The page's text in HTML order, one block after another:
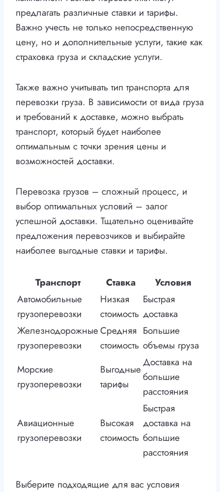
предлагать различные ставки и тарифы.
Важно учесть не только непосредственную
цену, но и дополнительные услуги, такие как
страховка груза и складские услуги.
Также важно учитывать тип транспорта для
перевозки груза. В зависимости от вида груза
и требований к доставке, можно выбрать
транспорт, который будет наиболее
оптимальным с точки зрения цены и
возможностей доставки.
Перевозка грузов – сложный процесс, и
выбор оптимальных условий – залог
успешной доставки. Тщательно оценивайте
предложения перевозчиков и выбирайте
наиболее выгодные ставки и тарифы.
Транспорт Ставка
Условия
Автомобильные
грузоперевозки
Низкая
стоимость
Быстрая
доставка
Железнодорожные
грузоперевозки
Средняя
стоимость
Большие
объемы груза
Морские
грузоперевозки
Выгодные
тарифы
Доставка на
большие
расстояния
Авиационные
грузоперевозки
Высокая
стоимость
Быстрая
доставка на
большие
расстояния
Выберите подходящие для вас условия